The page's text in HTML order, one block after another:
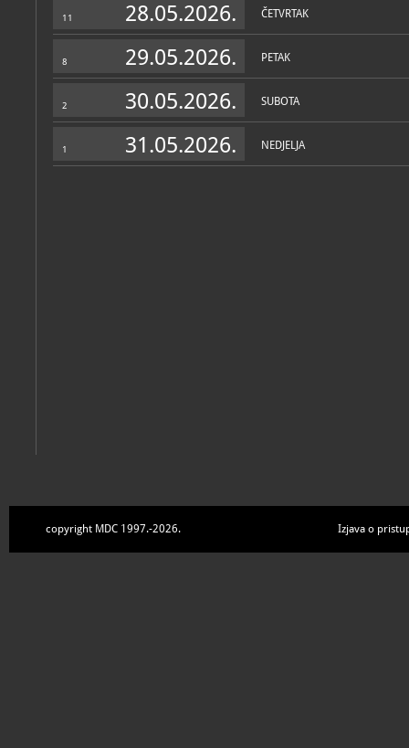
11 28.05.2026. ČETVRTAK
8 29.05.2026. PETAK
2 30.05.2026. SUBOTA
1 31.05.2026. NEDJELJA
copyright MDC 1997.-2026. Izjava o